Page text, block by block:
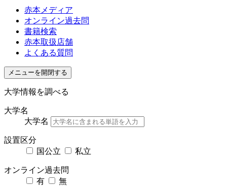
赤本メディア
オンライン過去問
書籍検索
赤本取扱店舗
よくある質問
メニューを開閉する
大学情報を調べる
大学名
大学名
設置区分
国公立
私立
オンライン過去問
有
無